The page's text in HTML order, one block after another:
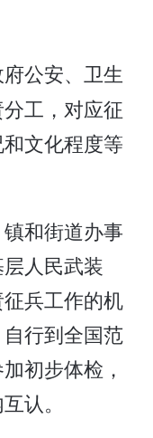
公安、卫生
工，对应征
文化程度等
和街道办事
人民武装
兵工作的机
行到全国范
初步体检，
认。